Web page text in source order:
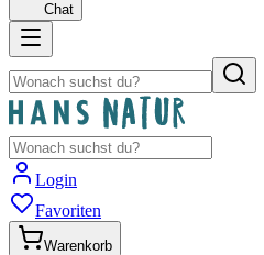
Chat
Login
Favoriten
Warenkorb